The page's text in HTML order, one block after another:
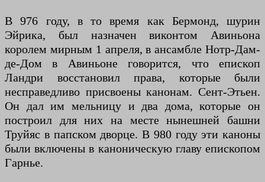
В 976 году, в то время как Бермонд, шурин
Эйрика, был назначен виконтом Авиньона
королем мирным 1 апреля, в ансамбле Нотр-Дам-
де-Дом в Авиньоне говорится, что епископ
Ландри восстановил права, которые были
несправедливо присвоены канонам. Сент-Этьен.
Он дал им мельницу и два дома, которые он
построил для них на месте нынешней башни
Труйяс в папском дворце. В 980 году эти каноны
были включены в каноническую главу епископом
Гарнье.